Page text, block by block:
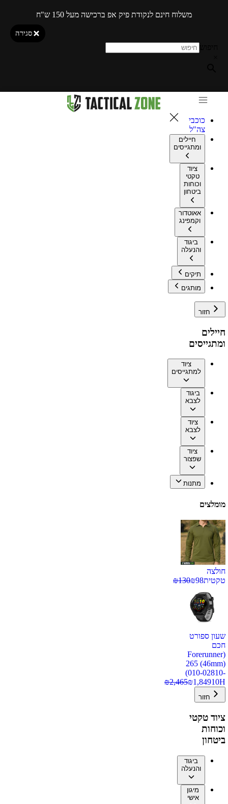
משלוח חינם לנקודת פיק אפ ברכישה מעל 150 ש"ח
סגירה
כוכבי
צה"ל
חיילים
ומתגייסים
ציוד
טקטי
וכוחות
ביטחון
אאוטדור
וקמפינג
ביגוד
והנעלה
תיקים
מותגים
חזור
חיילים
ומתגייסים
ציוד
למתגייסים
ביגוד
לצבא
ציוד
לצבא
ציוד
שפצור
מתנות
מומלצים
חולצה
טקטית
₪98
₪130
שעון ספורט
חכם
(Forerunner
265 (46mm)
(010-02810-
10H
₪1,849
₪2,465
חזור
ציוד טקטי
וכוחות
ביטחון
ביגוד
והנעלה
מיגון
אישי